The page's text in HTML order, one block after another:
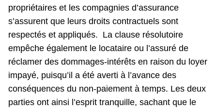
propriétaires et les compagnies d’assurance
s’assurent que leurs droits contractuels sont
respectés et appliqués. La clause résolutoire
empêche également le locataire ou l’assuré de
réclamer des dommages-intérêts en raison du loyer
impayé, puisqu’il a été averti à l’avance des
conséquences du non-paiement à temps. Les deux
parties ont ainsi l’esprit tranquille, sachant que le